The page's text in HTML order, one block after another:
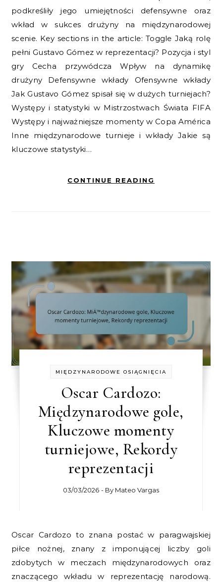
podkreśliły jego umiejętności defensywne oraz
wkład w sukces drużyny na międzynarodowej
scenie. Key sections in the article: Toggle Jaką rolę
pełni Gustavo Gómez w reprezentacji? Pozycja i styl
gry Cecha przywódcza Wpływ na dynamikę
drużyny Defensywne wkłady Ofensywne wkłady
Jak Gustavo Gómez spisał się w dużych turniejach?
Występy i statystyki w Mistrzostwach Świata FIFA
Występy i najważniejsze momenty w Copa América
Inne międzynarodowe turnieje i wkłady Jakie są
kluczowe statystyki…
CONTINUE READING
MIĘDZYNARODOWE OSIĄGNIĘCIA
Oscar Cardozo:
Międzynarodowe gole,
Kluczowe momenty
turniejowe, Rekordy
reprezentacji
03/03/2026 - By Mateo Vargas
Oscar Cardozo to znana postać w paragwajskiej
piłce nożnej, znany z imponującej liczby goli
zdobytych w meczach międzynarodowych oraz
znaczącego wkładu w reprezentację narodową.